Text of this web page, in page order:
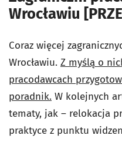
Wrocławiu
Coraz więcej
Wrocławiu. Z myślą o
pracodawcach
poradnik. W kolejnych
tematy, jak – relokacja
praktyce z punktu